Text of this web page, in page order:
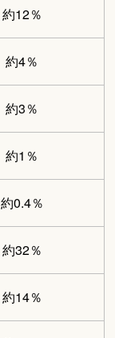
約12％
約4％
約3％
約1％
約0.4％
約32％
約14％